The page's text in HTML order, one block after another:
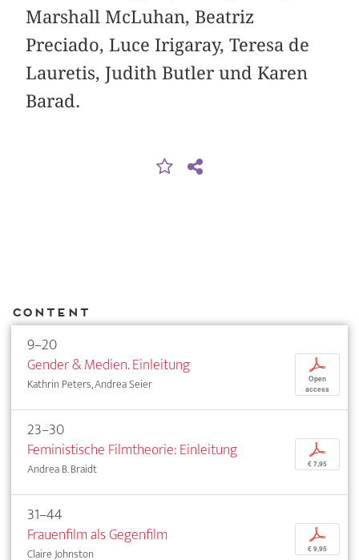
Marshall McLuhan, Beatriz
Preciado, Luce Irigaray, Teresa de
Lauretis, Judith Butler und Karen
Barad.
Content
9–20
Gender & Medien. Einleitung
Kathrin Peters, Andrea Seier
p
Open
access
23–30
Feministische Filmtheorie: Einleitung
Andrea B. Braidt
p
€ 7,95
31–44
Frauenfilm als Gegenfilm
Claire Johnston
p
€ 9,95